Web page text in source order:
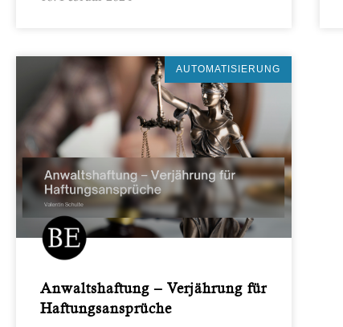
AUTOMATISIERUNG
Anwaltshaftung – Verjährung für
Haftungsansprüche